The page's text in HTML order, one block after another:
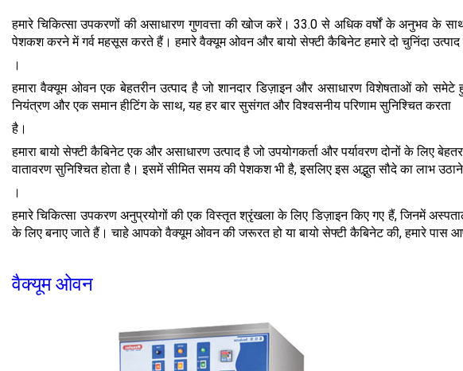
हमारे चिकित्सा उपकरणों की असाधारण गुणवत्ता की खोज करें। 33.0 से अधिक वर्षों के अनुभव के
पेशकश करने में गर्व महसूस करते हैं। हमारे वैक्यूम ओवन और बायो सेफ्टी कैबिनेट हमारे दो चुनिंदा
।
हमारा वैक्यूम ओवन एक बेहतरीन उत्पाद है जो शानदार डिज़ाइन और असाधारण विशेषताओं को
नियंत्रण और एक समान हीटिंग के साथ, यह हर बार सुसंगत और विश्वसनीय परिणाम सुनिश्चित करता
है।
हमारा बायो सेफ्टी कैबिनेट एक और असाधारण उत्पाद है जो उपयोगकर्ता और पर्यावरण दोनों के लिए
वातावरण सुनिश्चित होता है। इसमें सीमित समय की पेशकश भी है, इसलिए इस अद्भुत सौदे का लाभ
।
हमारे चिकित्सा उपकरण अनुप्रयोगों की एक विस्तृत श्रृंखला के लिए डिज़ाइन किए गए हैं, जिनमें
के लिए बनाए जाते हैं। चाहे आपको वैक्यूम ओवन की जरूरत हो या बायो सेफ्टी कैबिनेट की, हमारे पास
वैक्यूम ओवन